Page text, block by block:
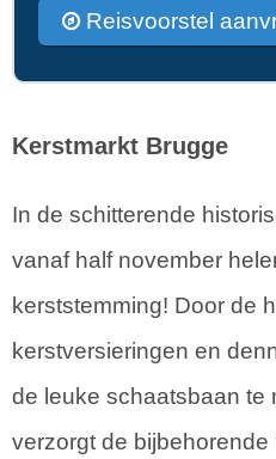
Reisvoorstel
Kerstmarkt Brugge
In de schitterende
vanaf half november
kerststemming! Door de
kerstversieringen en
de leuke schaatsbaan te
verzorgt de bijbehorende